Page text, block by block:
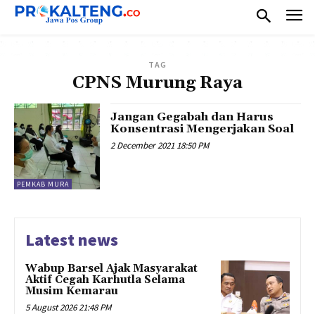
TAG
CPNS Murung Raya
PEMKAB MURA
Jangan Gegabah dan Harus
Konsentrasi Mengerjakan Soal
2 December 2021 18:50 PM
Latest news
Wabup Barsel Ajak Masyarakat
Aktif Cegah Karhutla Selama
Musim Kemarau
5 August 2026 21:48 PM